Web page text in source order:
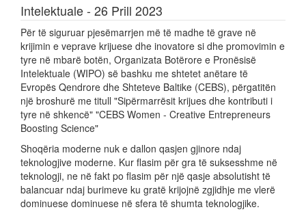
Intelektuale - 26 Prill 2023
Për të siguruar pjesëmarrjen më të madhe të grave në
krijimin e veprave krijuese dhe inovatore si dhe promovimin e
tyre në mbarë botën, Organizata Botërore e Pronësisë
Intelektuale (WIPO) së bashku me shtetet anëtare të
Evropës Qendrore dhe Shteteve Baltike (CEBS), përgatitën
një broshurë me titull "Sipërmarrësit krijues dhe kontributi i
tyre në shkencë" "CEBS Women - Creative Entrepreneurs
Boosting Science"
Shoqëria moderne nuk e dallon qasjen gjinore ndaj
teknologjive moderne. Kur flasim për gra të suksesshme në
teknologji, ne në fakt po flasim për një qasje absolutisht të
balancuar ndaj burimeve ku gratë krijojnë zgjidhje me vlerë
dominuese dominuese në sfera të shumta teknologjike.